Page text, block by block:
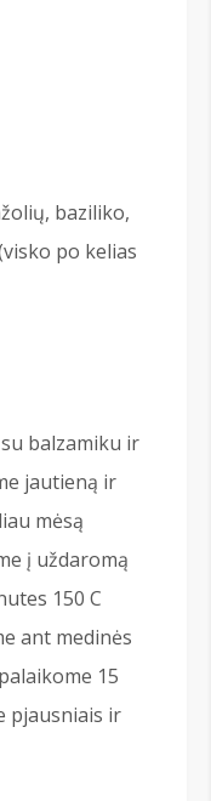
baziliko,
po kelias
balzamiku ir
jautieną ir
mėsą
į uždaromą
150 C
ant medinės
15
pjausniais ir